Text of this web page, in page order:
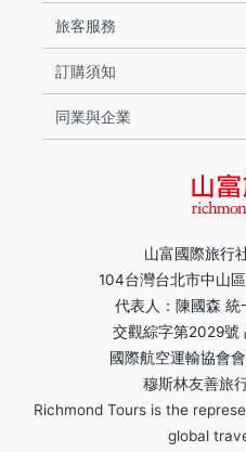
山富國際旅行
104台灣台北市中山
代表人：陳國森
交觀綜字第2029
國際航空運輸協會
穆斯林友善旅
Richmond Tours is the
global
旅客服務
訂購須知
同業與企業